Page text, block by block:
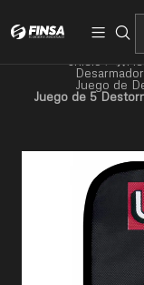
Juego de
Juego de 5